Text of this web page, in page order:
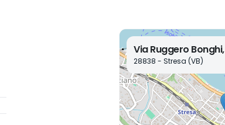
Via Ruggero Bonghi,
28838 - Stresa (VB)